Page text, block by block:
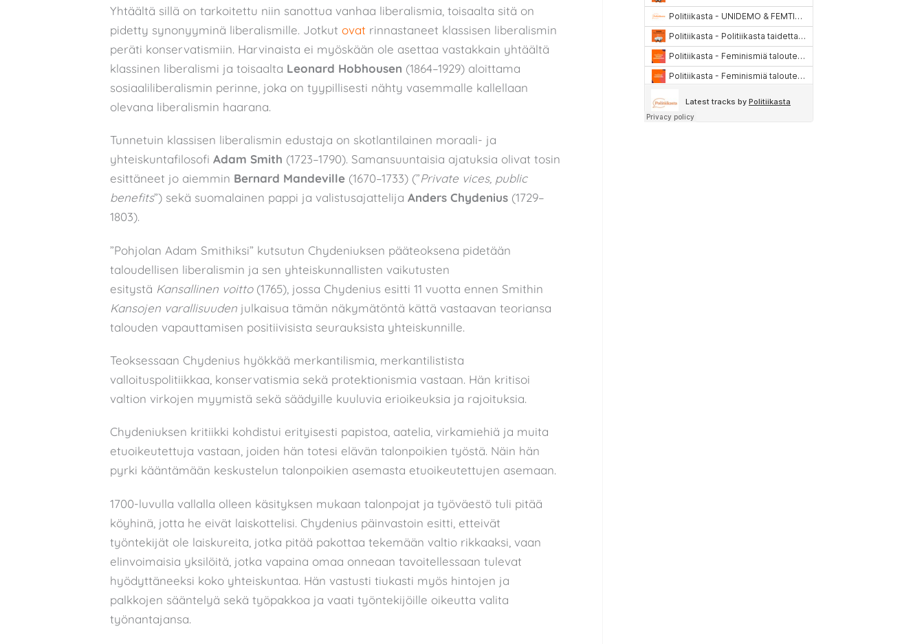
Yhtäältä sillä on tarkoitettu niin sanottua vanhaa liberalismia, toisaalta sitä on
pidetty synonyyminä liberalismille. Jotkut ovat rinnastaneet klassisen liberalismin
peräti konservatismiin. Harvinaista ei myöskään ole asettaa vastakkain yhtäältä
klassinen liberalismi ja toisaalta Leonard Hobhousen (1864–1929) aloittama
sosiaaliliberalismin perinne, joka on tyypillisesti nähty vasemmalle kallellaan
olevana liberalismin haarana.
Tunnetuin klassisen liberalismin edustaja on skotlantilainen moraali- ja
yhteiskuntafilosofi Adam Smith (1723–1790). Samansuuntaisia ajatuksia olivat tosin
esittäneet jo aiemmin Bernard Mandeville (1670–1733) (”Private vices, public
benefits”) sekä suomalainen pappi ja valistusajattelija Anders Chydenius (1729–
1803).
”Pohjolan Adam Smithiksi” kutsutun Chydeniuksen pääteoksena pidetään
taloudellisen liberalismin ja sen yhteiskunnallisten vaikutusten
esitystä Kansallinen voitto(1765), jossa Chydenius esitti 11 vuotta ennen Smithin
Kansojen varallisuuden julkaisua tämän näkymätöntä kättä vastaavan teoriansa
talouden vapauttamisen positiivisista seurauksista yhteiskunnille.
Teoksessaan Chydenius hyökkää merkantilismia, merkantilistista
valloituspolitiikkaa, konservatismia sekä protektionismia vastaan. Hän kritisoi
valtion virkojen myymistä sekä säädyille kuuluvia erioikeuksia ja rajoituksia.
Chydeniuksen kritiikki kohdistui erityisesti papistoa, aatelia, virkamiehiä ja muita
etuoikeutettuja vastaan, joiden hän totesi elävän talonpoikien työstä. Näin hän
pyrki kääntämään keskustelun talonpoikien asemasta etuoikeutettujen asemaan.
1700-luvulla vallalla olleen käsityksen mukaan talonpojat ja työväestö tuli pitää
köyhinä, jotta he eivät laiskottelisi. Chydenius päinvastoin esitti, etteivät
työntekijät ole laiskureita, jotka pitää pakottaa tekemään valtio rikkaaksi, vaan
elinvoimaisia yksilöitä, jotka vapaina omaa onneaan tavoitellessaan tulevat
hyödyttäneeksi koko yhteiskuntaa. Hän vastusti tiukasti myös hintojen ja
palkkojen sääntelyä sekä työpakkoa ja vaati työntekijöille oikeutta valita
työnantajansa.